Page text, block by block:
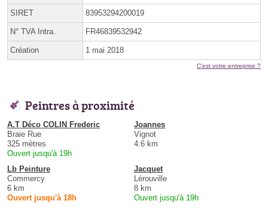
SIRET 83953294200019
N° TVA Intra. FR46839532942
Création 1 mai 2018
C'est votre entreprise ?
Peintres à proximité
A.T Déco COLIN Frederic
Braie Rue
325 mètres
Ouvert jusqu'à 19h
Joannes
Vignot
4.6 km
Lb Peinture
Commercy
6 km
Ouvert jusqu'à 18h
Jacquet
Lérouville
8 km
Ouvert jusqu'à 19h